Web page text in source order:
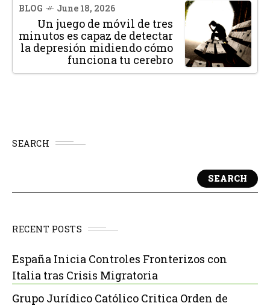
BLOG June 18, 2026
Un juego de móvil de tres
minutos es capaz de detectar
la depresión midiendo cómo
funciona tu cerebro
SEARCH
SEARCH
RECENT POSTS
España Inicia Controles Fronterizos con
Italia tras Crisis Migratoria
Grupo Jurídico Católico Critica Orden de